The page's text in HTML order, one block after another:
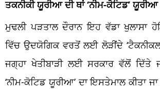
ਤਕਨੀਕੀ ਯੂਰੀਆ ਦੀ ਥਾਂ ‘ਨੀਮ-ਕੋਟਿਡ’
ਮੁਢਲੀ ਪੜਤਾਲ ਦੌਰਾਨ ਇਹ ਵੱਡਾ ਖੁਲਾਸਾ
ਵਿੱਚ ਉਦਯੋਗਿਕ ਵਰਤੋਂ ਲਈ ਲੋੜੀਂਦੇ
ਜਗ੍ਹਾ ਖੇਤੀਬਾੜੀ ਲਈ ਸਰਕਾਰ ਵੱਲੋਂ ਦਿੱਤੇ
‘ਨੀਮ-ਕੋਟਿਡ ਯੂਰੀਆ’ ਦਾ ਇਸਤੇਮਾਲ ਕੀਤਾ